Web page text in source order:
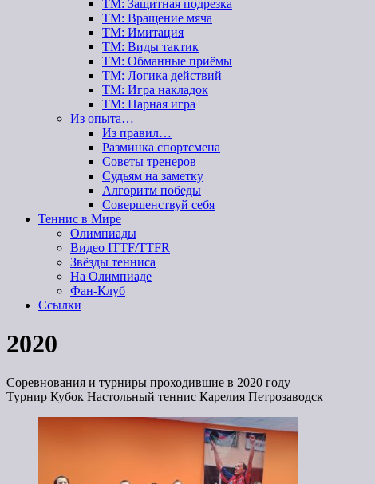
ТМ: Защитная подрезка
ТМ: Вращение мяча
ТМ: Имитация
ТМ: Виды тактик
ТМ: Обманные приёмы
ТМ: Логика действий
ТМ: Игра накладок
ТМ: Парная игра
Из опыта…
Из правил…
Разминка спортсмена
Советы тренеров
Судьям на заметку
Алгоритм победы
Совершенствуй себя
Теннис в Мире
Олимпиады
Видео ITTF/TTFR
Звёзды тенниса
На Олимпиаде
Фан-Клуб
Ссылки
2020
Соревнования и турниры проходившие в 2020 году
Турнир Кубок Настольный теннис Карелия Петрозаводск